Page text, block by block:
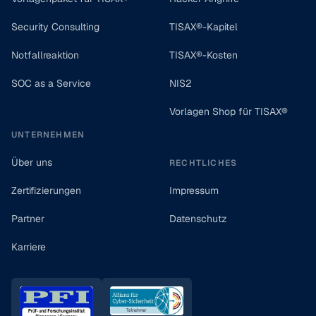
Security Consulting
Notfallreaktion
SOC as a Service
UNTERNEHMEN
Über uns
Zertifizierungen
Partner
Karriere
TISAX®-Kapitel
TISAX®-Kosten
NIS2
Vorlagen Shop für TISAX®
RECHTLICHES
Impressum
Datenschutz